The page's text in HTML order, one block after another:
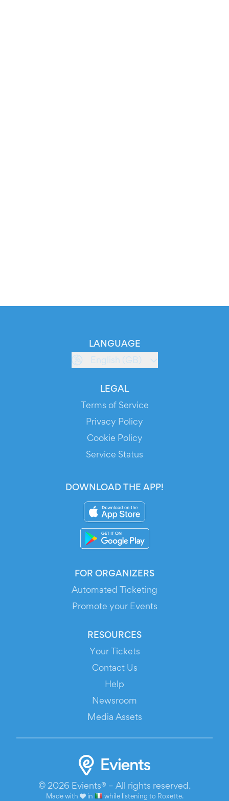
FOR ORGANIZERS
Automated Ticketing
Promote your Events
RESOURCES
Your Tickets
Contact Us
Help
Newsroom
Media Assets
LANGUAGE
English (GB)
LEGAL
Terms of Service
Privacy Policy
Cookie Policy
Service Status
DOWNLOAD THE APP!
© 2026 Evients® – All rights reserved.
Made with in while listening to Roxette.